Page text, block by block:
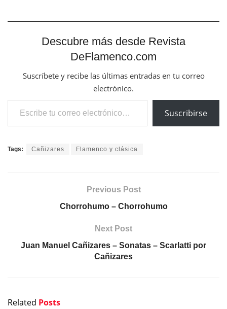
Descubre más desde Revista
DeFlamenco.com
Suscríbete y recibe las últimas entradas en tu correo
electrónico.
Escribe tu correo electrónico…
Suscribirse
Tags: Cañizares Flamenco y clásica
Previous Post
Chorrohumo – Chorrohumo
Next Post
Juan Manuel Cañizares – Sonatas – Scarlatti por
Cañizares
Related Posts